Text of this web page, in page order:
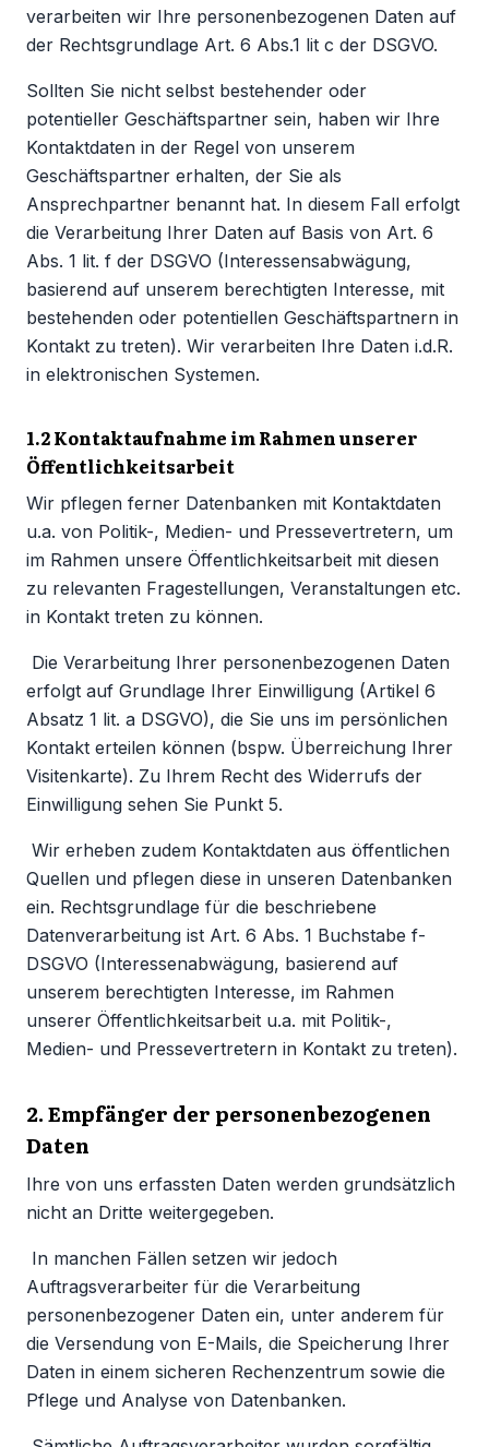
verarbeiten wir Ihre personenbezogenen Daten auf
der Rechtsgrundlage Art. 6 Abs.1 lit c der DSGVO.
Sollten Sie nicht selbst bestehender oder
potentieller Geschäftspartner sein, haben wir Ihre
Kontaktdaten in der Regel von unserem
Geschäftspartner erhalten, der Sie als
Ansprechpartner benannt hat. In diesem Fall erfolgt
die Verarbeitung Ihrer Daten auf Basis von Art. 6
Abs. 1 lit. f der DSGVO (Interessensabwägung,
basierend auf unserem berechtigten Interesse, mit
bestehenden oder potentiellen Geschäftspartnern in
Kontakt zu treten). Wir verarbeiten Ihre Daten i.d.R.
in elektronischen Systemen.
1.2 Kontaktaufnahme im Rahmen unserer
Öffentlichkeitsarbeit
Wir pflegen ferner Datenbanken mit Kontaktdaten
u.a. von Politik-, Medien- und Pressevertretern, um
im Rahmen unsere Öffentlichkeitsarbeit mit diesen
zu relevanten Fragestellungen, Veranstaltungen etc.
in Kontakt treten zu können.
Die Verarbeitung Ihrer personenbezogenen Daten
erfolgt auf Grundlage Ihrer Einwilligung (Artikel 6
Absatz 1 lit. a DSGVO), die Sie uns im persönlichen
Kontakt erteilen können (bspw. Überreichung Ihrer
Visitenkarte). Zu Ihrem Recht des Widerrufs der
Einwilligung sehen Sie Punkt 5.
Wir erheben zudem Kontaktdaten aus öffentlichen
Quellen und pflegen diese in unseren Datenbanken
ein. Rechtsgrundlage für die beschriebene
Datenverarbeitung ist Art. 6 Abs. 1 Buchstabe f-
DSGVO (Interessenabwägung, basierend auf
unserem berechtigten Interesse, im Rahmen
unserer Öffentlichkeitsarbeit u.a. mit Politik-,
Medien- und Pressevertretern in Kontakt zu treten).
2. Empfänger der personenbezogenen
Daten
Ihre von uns erfassten Daten werden grundsätzlich
nicht an Dritte weitergegeben.
In manchen Fällen setzen wir jedoch
Auftragsverarbeiter für die Verarbeitung
personenbezogener Daten ein, unter anderem für
die Versendung von E-Mails, die Speicherung Ihrer
Daten in einem sicheren Rechenzentrum sowie die
Pflege und Analyse von Datenbanken.